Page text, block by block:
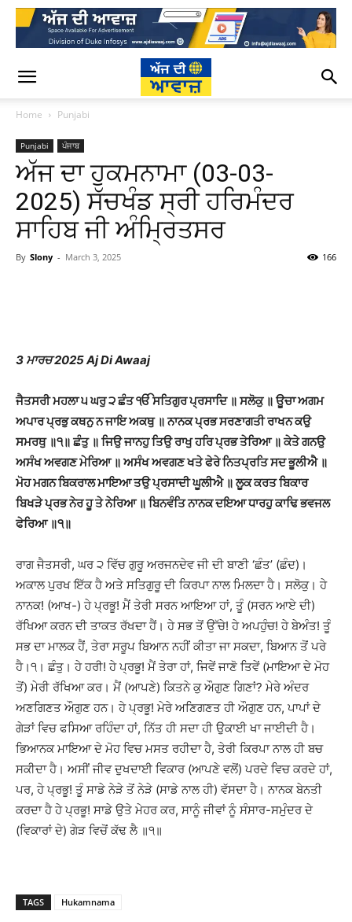
Home Punjabi
Punjabi ਪੰਜਾਬ
ਅੱਜ ਦਾ ਹੁਕਮਨਾਮਾ (03-03-
2025) ਸੱਚਖੰਡ ਸ੍ਰੀ ਹਰਿਮੰਦਰ
ਸਾਹਿਬ ਜੀ ਅੰਮ੍ਰਿਤਸਰ
By Slony - March 3, 2025 166
3 ਮਾਰਚ 2025 Aj Di Awaaj
ਜੈਤਸਰੀ ਮਹਲਾ ੫ ਘਰੁ ੨ ਛੰਤ ੴ ਸਤਿਗੁਰ ਪ੍ਰਸਾਦਿ ॥ ਸਲੋਕੁ ॥ ਊਚਾ ਅਗਮ
ਅਪਾਰ ਪ੍ਰਭੁ ਕਥਨੁ ਨ ਜਾਇ ਅਕਥੁ ॥ ਨਾਨਕ ਪ੍ਰਭ ਸਰਣਾਗਤੀ ਰਾਖਨ ਕਉ
ਸਮਰਥੁ ॥੧॥ ਛੰਤੁ ॥ ਜਿਉ ਜਾਨਹੁ ਤਿਉ ਰਾਖੁ ਹਰਿ ਪ੍ਰਭ ਤੇਰਿਆ ॥ ਕੇਤੇ ਗਨਉ
ਅਸੰਖ ਅਵਗਣ ਮੇਰਿਆ ॥ ਅਸੰਖ ਅਵਗਣ ਖਤੇ ਫੇਰੇ ਨਿਤਪ੍ਰਤਿ ਸਦ ਭੂਲੀਐ ॥
ਮੋਹ ਮਗਨ ਬਿਕਰਾਲ ਮਾਇਆ ਤਉ ਪ੍ਰਸਾਦੀ ਘੂਲੀਐ ॥ ਲੂਕ ਕਰਤ ਬਿਕਾਰ
ਬਿਖੜੇ ਪ੍ਰਭ ਨੇਰ ਹੂ ਤੇ ਨੇਰਿਆ ॥ ਬਿਨਵੰਤਿ ਨਾਨਕ ਦਇਆ ਧਾਰਹੁ ਕਾਢਿ ਭਵਜਲ
ਫੇਰਿਆ ॥੧॥
ਰਾਗ ਜੈਤਸਰੀ, ਘਰ ੨ ਵਿੱਚ ਗੁਰੂ ਅਰਜਨਦੇਵ ਜੀ ਦੀ ਬਾਣੀ ‘ਛੰਤ’ (ਛੰਦ)।
ਅਕਾਲ ਪੁਰਖ ਇੱਕ ਹੈ ਅਤੇ ਸਤਿਗੁਰੂ ਦੀ ਕਿਰਪਾ ਨਾਲ ਮਿਲਦਾ ਹੈ। ਸਲੋਕੁ। ਹੇ
ਨਾਨਕ! (ਆਖ-) ਹੇ ਪ੍ਰਭੂ! ਮੈਂ ਤੇਰੀ ਸਰਨ ਆਇਆ ਹਾਂ, ਤੂੰ (ਸਰਨ ਆਏ ਦੀ)
ਰੱਖਿਆ ਕਰਨ ਦੀ ਤਾਕਤ ਰੱਖਦਾ ਹੈਂ। ਹੇ ਸਭ ਤੋਂ ਉੱਚੇ! ਹੇ ਅਪਹੁੰਚ! ਹੇ ਬੇਅੰਤ! ਤੂੰ
ਸਭ ਦਾ ਮਾਲਕ ਹੈਂ, ਤੇਰਾ ਸਰੂਪ ਬਿਆਨ ਨਹੀਂ ਕੀਤਾ ਜਾ ਸਕਦਾ, ਬਿਆਨ ਤੋਂ ਪਰੇ
ਹੈ।੧। ਛੰਤੁ। ਹੇ ਹਰੀ! ਹੇ ਪ੍ਰਭੂ! ਮੈਂ ਤੇਰਾ ਹਾਂ, ਜਿਵੇਂ ਜਾਣੋ ਤਿਵੇਂ (ਮਾਇਆ ਦੇ ਮੋਹ
ਤੋਂ) ਮੇਰੀ ਰੱਖਿਆ ਕਰ। ਮੈਂ (ਆਪਣੇ) ਕਿਤਨੇ ਕੁ ਔਗੁਣ ਗਿਣਾਂ? ਮੇਰੇ ਅੰਦਰ
ਅਣਗਿਣਤ ਔਗੁਣ ਹਨ। ਹੇ ਪ੍ਰਭੂ! ਮੇਰੇ ਅਣਿਗਣਤ ਹੀ ਔਗੁਣ ਹਨ, ਪਾਪਾਂ ਦੇ
ਗੇੜਾਂ ਵਿਚ ਫਸਿਆ ਰਹਿੰਦਾ ਹਾਂ, ਨਿੱਤ ਹੀ ਸਦਾ ਹੀ ਉਕਾਈ ਖਾ ਜਾਈਦੀ ਹੈ।
ਭਿਆਨਕ ਮਾਇਆ ਦੇ ਮੋਹ ਵਿਚ ਮਸਤ ਰਹੀਦਾ ਹੈ, ਤੇਰੀ ਕਿਰਪਾ ਨਾਲ ਹੀ ਬਚ
ਸਕੀਦਾ ਹੈ। ਅਸੀਂ ਜੀਵ ਦੁਖਦਾਈ ਵਿਕਾਰ (ਆਪਣੇ ਵਲੋਂ) ਪਰਦੇ ਵਿਚ ਕਰਦੇ ਹਾਂ,
ਪਰ, ਹੇ ਪ੍ਰਭੂ! ਤੂੰ ਸਾਡੇ ਨੇੜੇ ਤੋਂ ਨੇੜੇ (ਸਾਡੇ ਨਾਲ ਹੀ) ਵੱਸਦਾ ਹੈ। ਨਾਨਕ ਬੇਨਤੀ
ਕਰਦਾ ਹੈ ਹੇ ਪ੍ਰਭੂ! ਸਾਡੇ ਉਤੇ ਮੇਹਰ ਕਰ, ਸਾਨੂੰ ਜੀਵਾਂ ਨੂੰ ਸੰਸਾਰ-ਸਮੁੰਦਰ ਦੇ
(ਵਿਕਾਰਾਂ ਦੇ) ਗੇੜ ਵਿਚੋਂ ਕੱਢ ਲੈ ॥੧॥
TAGS Hukamnama